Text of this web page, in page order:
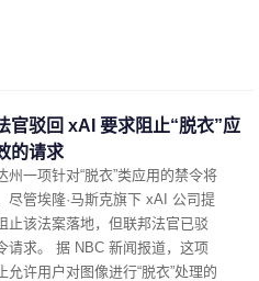
官驳回 xAI 要求阻止“脱衣”应
的请求
州一项针对“脱衣”类应用的禁令将
尽管埃隆·马斯克旗下 xAI 公司提
止该法案落地，但联邦法官已驳
请求。 据 NBC 新闻报道，这项
允许用户对图像进行“脱衣”处理的